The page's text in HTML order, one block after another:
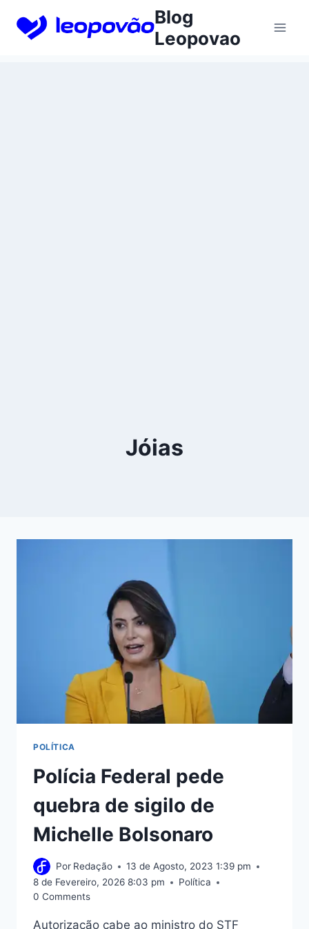
Blog
Leopovao
Jóias
POLÍTICA
Polícia Federal pede
quebra de sigilo de
Michelle Bolsonaro
Por Redação
13 de Agosto, 2023 1:39 pm
8 de Fevereiro, 2026 8:03 pm
Política
0 Comments
Autorização cabe ao ministro do STF